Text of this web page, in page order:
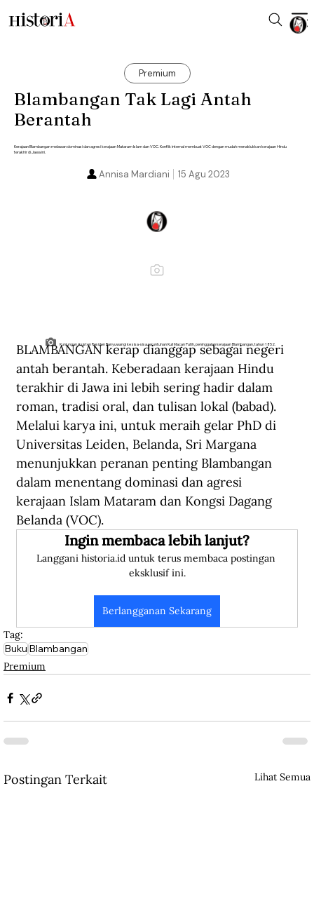
Premium
Blambangan Tak Lagi Antah
Berantah
Kerajaan Blambangan melawan dominasi dan agresi kerajaan Mataram Islam dan VOC. Konflik internal membuat VOC dengan mudah menaklukkan kerajaan Hindu
terakhir di Jawa ini.
15 Agu 2023
Annisa Mardiani
Kunjungan Asisten Residen Banyuwangi ke sisa-sisa reruntuhan Kuil Macan Putih, peninggalan kerajaan Blambangan, tahun 1852.
BLAMBANGAN kerap dianggap sebagai negeri
antah berantah. Keberadaan kerajaan Hindu
terakhir di Jawa ini lebih sering hadir dalam
roman, tradisi oral, dan tulisan lokal (babad).
Melalui karya ini, untuk meraih gelar PhD di
Universitas Leiden, Belanda, Sri Margana
menunjukkan peranan penting Blambangan
dalam menentang dominasi dan agresi
kerajaan Islam Mataram dan Kongsi Dagang
Belanda (VOC).
Ingin membaca lebih lanjut?
Langgani historia.id untuk terus membaca postingan
eksklusif ini.
Berlangganan Sekarang
Tag:
BukuBlambangan
Premium
Postingan Terkait Lihat Semua